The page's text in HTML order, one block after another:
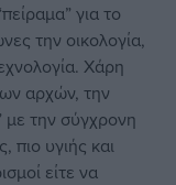
για το
την οικολογία,
Χάρη
αρχών, την
με την σύγχρονη
πιο υγιής και
είτε να